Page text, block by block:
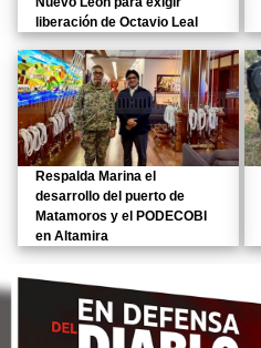
liberación de Octavio Leal
Respalda Marina el
desarrollo del puerto de
Matamoros y el PODECOBI
en Altamira